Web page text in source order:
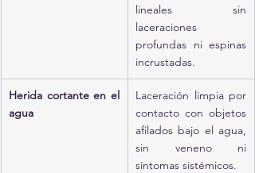
lineales sin
laceraciones
profundas ni espinas
incrustadas.
Herida cortante en el
agua
Laceración limpia por
contacto con objetos
afilados bajo el agua,
sin veneno ni
síntomas sistémicos.